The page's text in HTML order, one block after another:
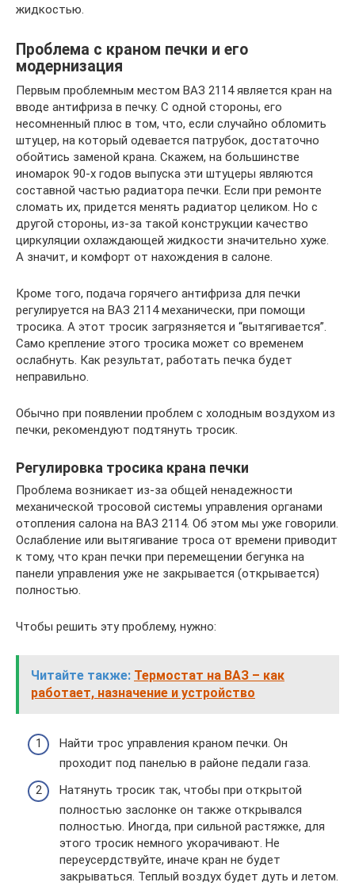
жидкостью.
Проблема с краном печки и его
модернизация
Первым проблемным местом ВАЗ 2114 является кран на
вводе антифриза в печку. С одной стороны, его
несомненный плюс в том, что, если случайно обломить
штуцер, на который одевается патрубок, достаточно
обойтись заменой крана. Скажем, на большинстве
иномарок 90-х годов выпуска эти штуцеры являются
составной частью радиатора печки. Если при ремонте
сломать их, придется менять радиатор целиком. Но с
другой стороны, из-за такой конструкции качество
циркуляции охлаждающей жидкости значительно хуже.
А значит, и комфорт от нахождения в салоне.
Кроме того, подача горячего антифриза для печки
регулируется на ВАЗ 2114 механически, при помощи
тросика. А этот тросик загрязняется и “вытягивается”.
Само крепление этого тросика может со временем
ослабнуть. Как результат, работать печка будет
неправильно.
Обычно при появлении проблем с холодным воздухом из
печки, рекомендуют подтянуть тросик.
Регулировка тросика крана печки
Проблема возникает из-за общей ненадежности
механической тросовой системы управления органами
отопления салона на ВАЗ 2114. Об этом мы уже говорили.
Ослабление или вытягивание троса от времени приводит
к тому, что кран печки при перемещении бегунка на
панели управления уже не закрывается (открывается)
полностью.
Чтобы решить эту проблему, нужно:
Читайте также: Термостат на ВАЗ – как
работает, назначение и устройство
Найти трос управления краном печки. Он
проходит под панелью в районе педали газа.
Натянуть тросик так, чтобы при открытой
полностью заслонке он также открывался
полностью. Иногда, при сильной растяжке, для
этого тросик немного укорачивают. Не
переусердствуйте, иначе кран не будет
закрываться. Теплый воздух будет дуть и летом.